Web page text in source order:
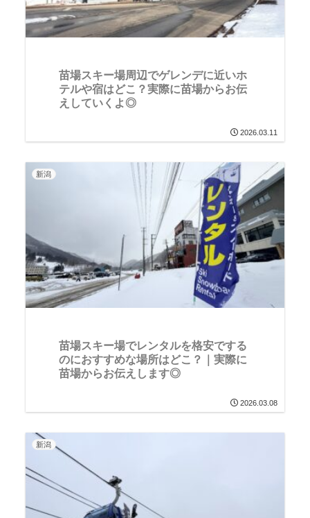
苗場スキー場周辺でゲレンデに近いホ
テルや宿はどこ？実際に苗場からお伝
えしていくよ◎
2026.03.11
新潟
苗場スキー場でレンタルを格安でする
のにおすすめな場所はどこ？｜実際に
苗場からお伝えします◎
2026.03.08
新潟